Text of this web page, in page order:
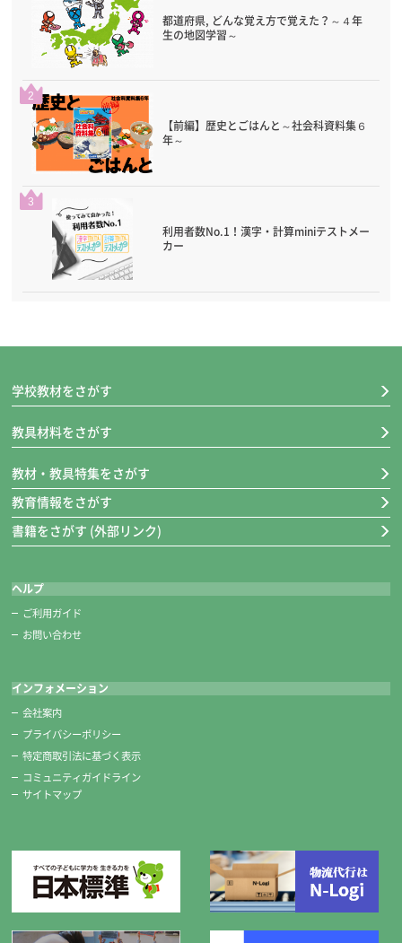
都道府県, どんな覚え方で覚えた？～４年
生の地図学習～
2
【前編】歴史とごはんと～社会科資料集６
年～
3
利用者数No.1！漢字・計算miniテストメー
カー
学校教材をさがす
教具材料をさがす
教材・教具特集をさがす
教育情報をさがす
書籍をさがす (外部リンク)
ヘルプ
ご利用ガイド
お問い合わせ
インフォメーション
会社案内
プライバシーポリシー
特定商取引法に基づく表示
コミュニティガイドライン
サイトマップ